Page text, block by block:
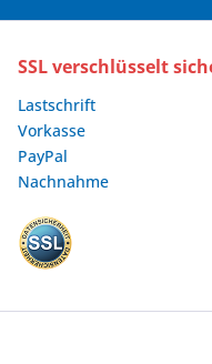
SSL verschlüsselt
Lastschrift
Vorkasse
PayPal
Nachnahme